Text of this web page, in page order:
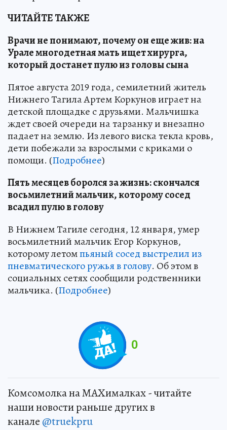
ЧИТАЙТЕ ТАКЖЕ
Врачи не понимают, почему он еще жив: на
Урале многодетная мать ищет хирурга,
который достанет пулю из головы сына
Пятое августа 2019 года, семилетний житель
Нижнего Тагила Артем Коркунов играет на
детской площадке с друзьями. Мальчишка
ждет своей очереди на тарзанку и внезапно
падает на землю. Из левого виска текла кровь,
дети побежали за взрослыми с криками о
помощи. (Подробнее)
Пять месяцев боролся за жизнь: cкончался
восьмилетний мальчик, которому сосед
всадил пулю в голову
В Нижнем Тагиле сегодня, 12 января, умер
восьмилетний мальчик Егор Коркунов,
которому летомпьяный сосед выстрелил из
пневматического ружья в голову. Об этом в
социальных сетях сообщили родственники
мальчика. (Подробнее)
0
Комсомолка на MAXималках - читайте
наши новости раньше других в
канале @truekpru